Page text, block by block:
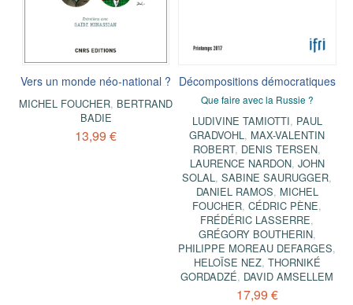
Vers un monde néo-national ?
MICHEL FOUCHER, BERTRAND
BADIE
13,99 €
Décompositions démocratiques
Que faire avec la Russie ?
LUDIVINE TAMIOTTI, PAUL
GRADVOHL, MAX-VALENTIN
ROBERT, DENIS TERSEN,
LAURENCE NARDON, JOHN
SOLAL,SABINE SAURUGGER,
DANIEL RAMOS, MICHEL
FOUCHER,CÉDRIC PÈNE,
FRÉDÉRIC LASSERRE,
GRÉGORY BOUTHERIN,
PHILIPPE MOREAU DEFARGES,
HELOÏSE NEZ, THORNIKÉ
GORDADZÉ, DAVID AMSELLEM
17,99 €